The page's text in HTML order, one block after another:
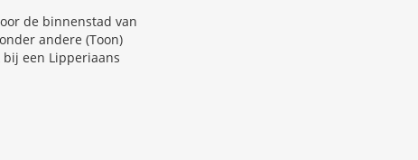
de binnenstad van
andere (Toon)
een Lipperiaans